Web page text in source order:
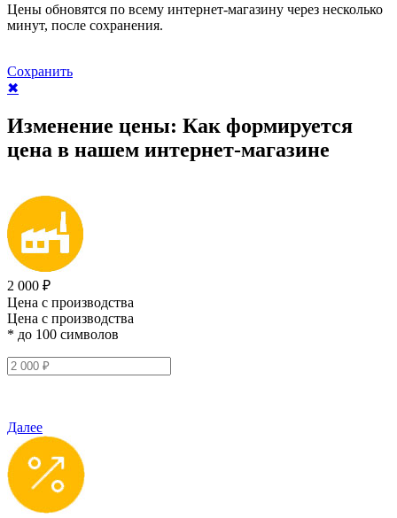
Цены обновятся по всему интернет-магазину через несколько
минут, после сохранения.
Сохранить
✖
Изменение цены: Как формируется
цена в нашем интернет-магазине
2 000 ₽
Цена с производства
Цена с производства
* до 100 символов
Далее